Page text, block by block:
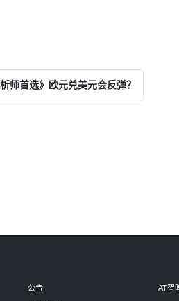
师首选》欧元兑美元会反弹？
公告 AT智